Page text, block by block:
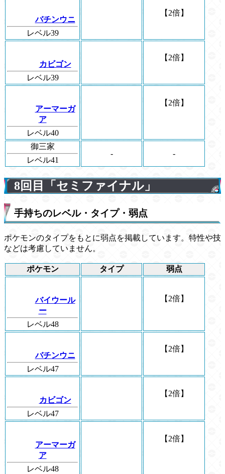
バチンウニ
レベル39
【2倍】
カビゴン
レベル39
【2倍】
アーマーガ
ア
レベル40
【2倍】
御三家
レベル41
- -
8回目「セミファイナル」
手持ちのレベル・タイプ・弱点
ポケモンのタイプをもとに弱点を掲載しています。特性や技
などは考慮していません。
ポケモン タイプ 弱点
バイウール
ー
レベル48
【2倍】
バチンウニ
レベル47
【2倍】
カビゴン
レベル47
【2倍】
アーマーガ
ア
レベル48
【2倍】